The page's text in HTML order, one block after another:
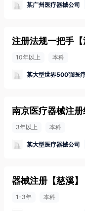
某广州医疗器械公司
注册法规一把手 【
10年以上 本科
某大型世界500强医
3年以上 本科
某大型医疗器械公司
器械注册 【慈溪】
1-3年 本科